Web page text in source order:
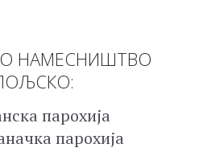
НАМЕСНИШТВО
парохија
парохија